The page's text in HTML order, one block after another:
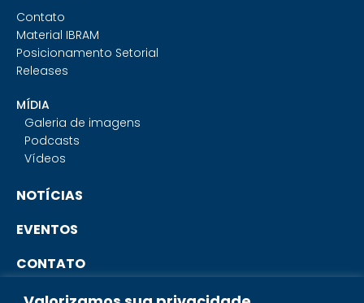
Contato
Material IBRAM
Posicionamento Setorial
Releases
MÍDIA
Galeria de imagens
Podcasts
Vídeos
NOTÍCIAS
EVENTOS
CONTATO